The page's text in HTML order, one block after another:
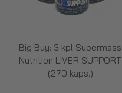
Big Buy: 3 kpl Supermass
Nutrition LIVER SUPPORT
(270 kaps.)